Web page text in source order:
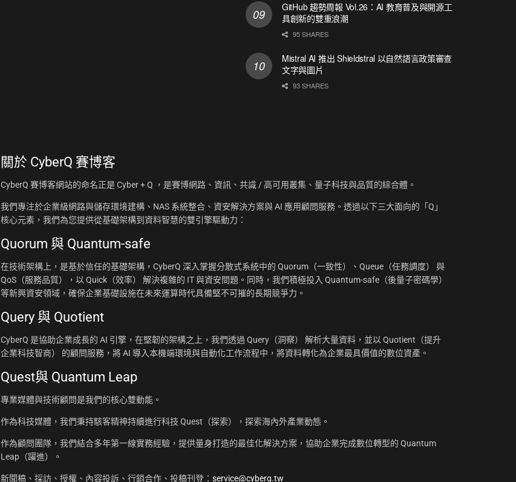
GitHub 趨勢周報 Vol.26：AI 教育普及與開源工
具創新的雙重浪潮
95 SHARES
Mistral AI 推出 Shieldstral 以自然語言政策審查
文字與圖片
93 SHARES
關於 CyberQ 賽博客
CyberQ 賽博客網站的命名正是 Cyber + Q ，是賽博網路、資訊、共識 / 高可用叢集、量子科技與品質的綜合體。
我們專注於企業級網路與儲存環境建構、NAS 系統整合、資安解決方案與 AI 應用顧問服務。透過以下三大面向的「Q」
核心元素，我們為您提供從基礎架構到資料智慧的雙引擎驅動力：
Quorum 與 Quantum-safe
在技術架構上，是基於信任的基礎架構，CyberQ 深入掌握分散式系統中的 Quorum（一致性）、Queue（任務調度） 與
QoS（服務品質），以 Quick（效率） 解決複雜的 IT 與資安問題。同時，我們積極投入 Quantum-safe（後量子密碼學）
等新興資安領域，確保企業基礎設施在未來運算時代具備堅不可摧的長期競爭力。
Query 與 Quotient
CyberQ 是協助企業成長的 AI 引擎，在堅韌的架構之上，我們透過 Query（洞察） 解析大量資料，並以 Quotient（提升
企業科技智商） 的顧問服務，將 AI 導入本機端環境與自動化工作流程中，將資料轉化為企業最具價值的數位資產。
Quest與 Quantum Leap
專業媒體與技術顧問是我們的核心雙動能。
作為科技媒體，我們秉持駭客精神持續進行科技 Quest（探索），探索海內外產業動態。
作為顧問團隊，我們結合多年第一線實務經驗，提供量身打造的最佳化解決方案，協助企業完成數位轉型的 Quantum
Leap（躍進）。
新聞稿、採訪、授權、內容投訴、行銷合作、投稿刊登： service@cyberq.tw